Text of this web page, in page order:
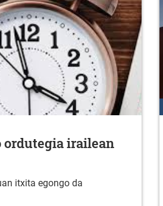
ordutegia irailean
itxita egongo da